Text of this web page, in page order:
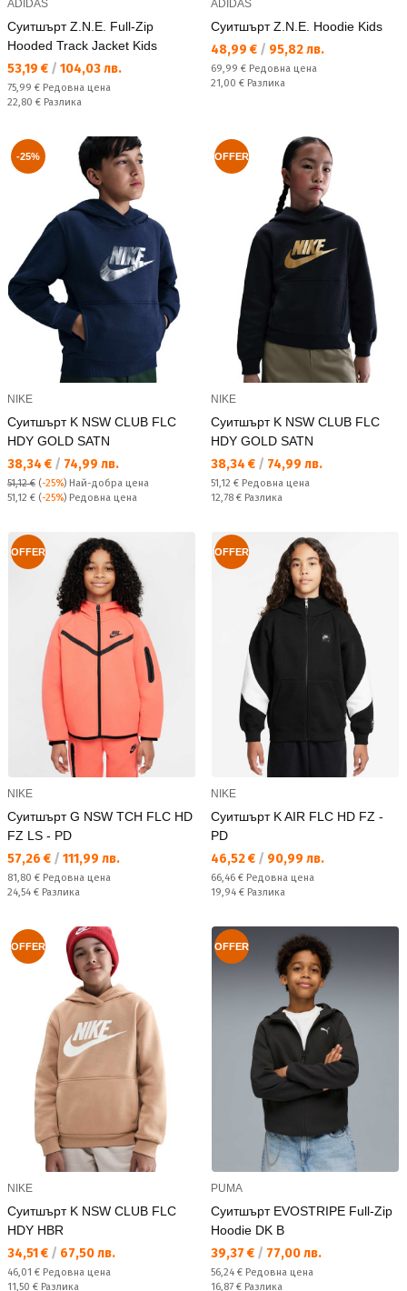
ADIDAS
Суитшърт Z.N.E. Full-Zip
Hooded Track Jacket Kids
Текуща цена:
53,19 € / 104,03 лв.
Редовна цена:
75,99 € Редовна цена
Спестявате:
22,80 € Разлика
ADIDAS
Суитшърт Z.N.E. Hoodie Kids
Текуща цена:
48,99 € / 95,82 лв.
Редовна цена:
69,99 € Редовна цена
Спестявате:
21,00 € Разлика
-25%
NIKE
Суитшърт K NSW CLUB FLC
HDY GOLD SATN
Текуща цена:
38,34 € / 74,99 лв.
51,12 € (-25%) Най-добра цена
Редовна цена:
51,12 € (-25%) Редовна цена
OFFER
NIKE
Суитшърт K NSW CLUB FLC
HDY GOLD SATN
Текуща цена:
38,34 € / 74,99 лв.
Редовна цена:
51,12 € Редовна цена
Спестявате:
12,78 € Разлика
OFFER
NIKE
Суитшърт G NSW TCH FLC HD
FZ LS - PD
Текуща цена:
57,26 € / 111,99 лв.
Редовна цена:
81,80 € Редовна цена
Спестявате:
24,54 € Разлика
OFFER
NIKE
Суитшърт K AIR FLC HD FZ -
PD
Текуща цена:
46,52 € / 90,99 лв.
Редовна цена:
66,46 € Редовна цена
Спестявате:
19,94 € Разлика
OFFER
NIKE
Суитшърт K NSW CLUB FLC
HDY HBR
Текуща цена:
34,51 € / 67,50 лв.
Редовна цена:
46,01 € Редовна цена
Спестявате:
11,50 € Разлика
OFFER
PUMA
Суитшърт EVOSTRIPE Full-Zip
Hoodie DK B
Текуща цена:
39,37 € / 77,00 лв.
Редовна цена:
56,24 € Редовна цена
Спестявате:
16,87 € Разлика